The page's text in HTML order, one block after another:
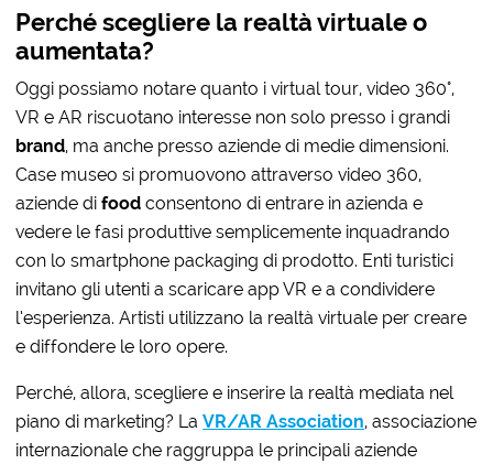
Perché scegliere la realtà virtuale o
aumentata?
Oggi possiamo notare quanto i virtual tour, video 360°,
VR e AR riscuotano interesse non solo presso i grandi
brand, ma anche presso aziende di medie dimensioni.
Case museo si promuovono attraverso video 360,
aziende difoodconsentono di entrare in azienda e
vedere le fasi produttive semplicemente inquadrando
con lo smartphone packaging di prodotto. Enti turistici
invitano gli utenti a scaricare app VR e a condividere
l’esperienza. Artisti utilizzano la realtà virtuale per creare
e diffondere le loro opere.
Perché, allora, scegliere e inserire la realtà mediata nel
piano di marketing? LaVR/AR Association, associazione
internazionale che raggruppa le principali aziende